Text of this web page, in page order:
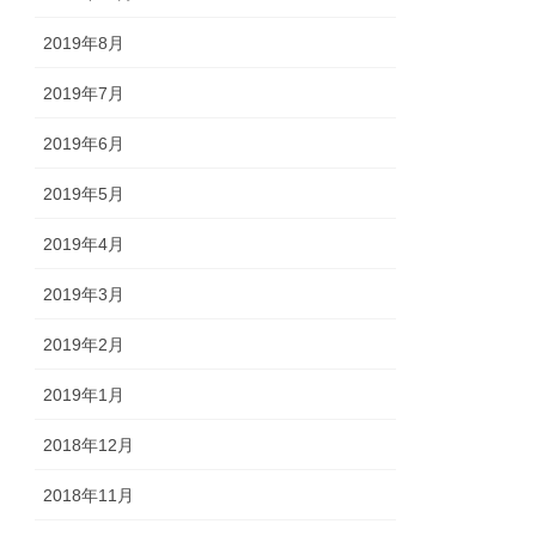
2019年8月
2019年7月
2019年6月
2019年5月
2019年4月
2019年3月
2019年2月
2019年1月
2018年12月
2018年11月